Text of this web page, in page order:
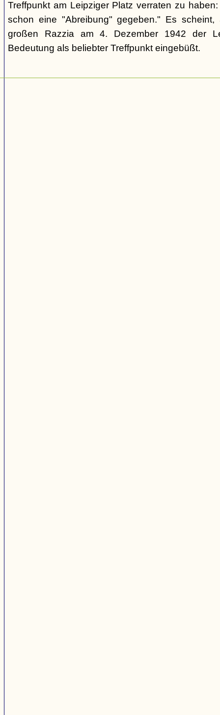
Treffpunkt am Leipziger Platz verraten zu
schon eine "Abreibung" gegeben." Es
großen Razzia am 4. Dezember 1942 der
Bedeutung als beliebter Treffpunkt eingebüßt.